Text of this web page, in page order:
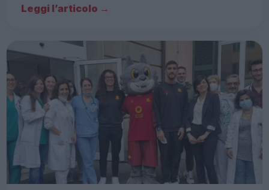
Leggi l’articolo →